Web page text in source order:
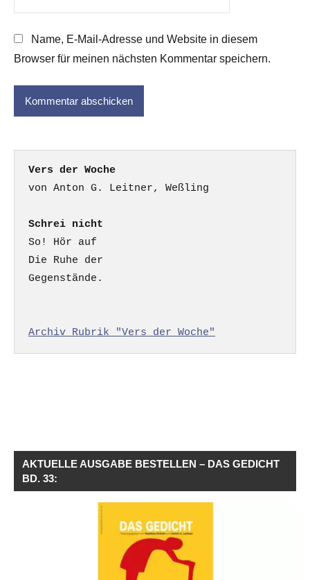
Name, E-Mail-Adresse und Website in diesem
Browser für meinen nächsten Kommentar speichern.
Vers der Woche
Schrei nicht
So! Hör auf
Die Ruhe der
Gegenstände.
Archiv Rubrik "Vers der Woche"
AKTUELLE AUSGABE BESTELLEN – DAS GEDICHT
BD. 33: